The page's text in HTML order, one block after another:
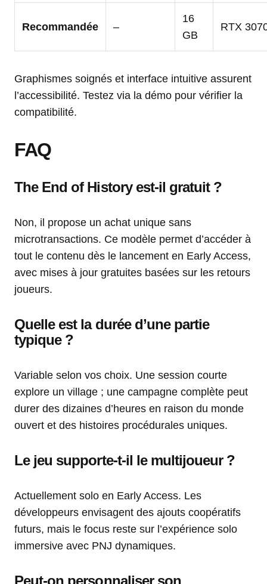
Recommandée –
16
GB
RTX
Graphismes soignés et interface intuitive assurent
l’accessibilité. Testez via la démo pour vérifier la
compatibilité.
FAQ
The End of History est-il gratuit ?
Non, il propose un achat unique sans
microtransactions. Ce modèle permet d’accéder à
tout le contenu dès le lancement en Early Access,
avec mises à jour gratuites basées sur les retours
joueurs.
Quelle est la durée d’une partie
typique ?
Variable selon vos choix. Une session courte
explore un village ; une campagne complète peut
durer des dizaines d’heures en raison du monde
ouvert et des histoires procédurales uniques.
Le jeu supporte-t-il le multijoueur ?
Actuellement solo en Early Access. Les
développeurs envisagent des ajouts coopératifs
futurs, mais le focus reste sur l’expérience solo
immersive avec PNJ dynamiques.